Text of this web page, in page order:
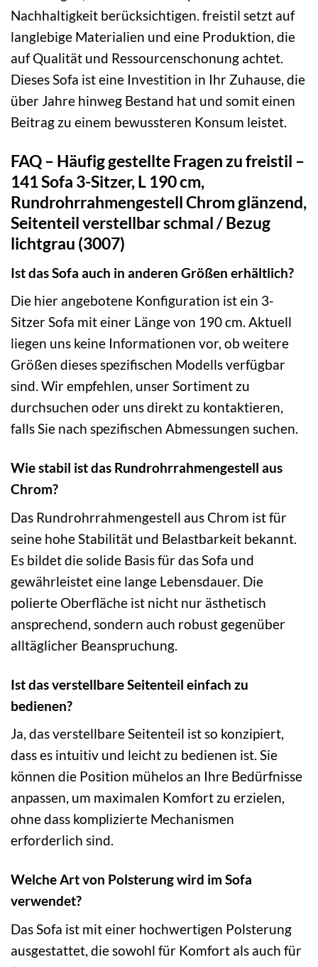
Nachhaltigkeit berücksichtigen. freistil setzt auf
langlebige Materialien und eine Produktion, die
auf Qualität und Ressourcenschonung achtet.
Dieses Sofa ist eine Investition in Ihr Zuhause, die
über Jahre hinweg Bestand hat und somit einen
Beitrag zu einem bewussteren Konsum leistet.
FAQ – Häufig gestellte Fragen zu freistil –
141 Sofa 3-Sitzer, L 190 cm,
Rundrohrrahmengestell Chrom glänzend,
Seitenteil verstellbar schmal / Bezug
lichtgrau (3007)
Ist das Sofa auch in anderen Größen erhältlich?
Die hier angebotene Konfiguration ist ein 3-
Sitzer Sofa mit einer Länge von 190 cm. Aktuell
liegen uns keine Informationen vor, ob weitere
Größen dieses spezifischen Modells verfügbar
sind. Wir empfehlen, unser Sortiment zu
durchsuchen oder uns direkt zu kontaktieren,
falls Sie nach spezifischen Abmessungen suchen.
Wie stabil ist das Rundrohrrahmengestell aus
Chrom?
Das Rundrohrrahmengestell aus Chrom ist für
seine hohe Stabilität und Belastbarkeit bekannt.
Es bildet die solide Basis für das Sofa und
gewährleistet eine lange Lebensdauer. Die
polierte Oberfläche ist nicht nur ästhetisch
ansprechend, sondern auch robust gegenüber
alltäglicher Beanspruchung.
Ist das verstellbare Seitenteil einfach zu
bedienen?
Ja, das verstellbare Seitenteil ist so konzipiert,
dass es intuitiv und leicht zu bedienen ist. Sie
können die Position mühelos an Ihre Bedürfnisse
anpassen, um maximalen Komfort zu erzielen,
ohne dass komplizierte Mechanismen
erforderlich sind.
Welche Art von Polsterung wird im Sofa
verwendet?
Das Sofa ist mit einer hochwertigen Polsterung
ausgestattet, die sowohl für Komfort als auch für